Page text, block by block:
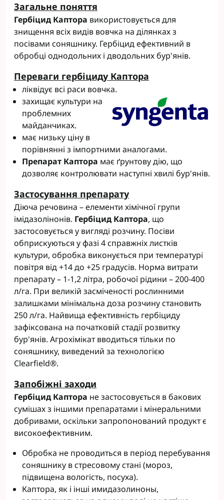
Загальне поняття
Гербіцид Каптора використовується для
знищення всіх видів вовчка на ділянках з
посівами соняшнику. Гербіцид ефективний в
обробці однодольних і дводольних бур'янів.
Переваги гербіциду Каптора
ліквідує всі раси вовчка.
захищає культури на
проблемних
майданчиках.
має низьку ціну в
порівнянні з імпортними аналогами.
Препарат Каптора має ґрунтову дію, що
дозволяє контролювати наступні хвилі бур'янів.
Застосування препарату
Діюча речовина – елементи хімічної групи
імідазолінонів. Гербіцид Каптора, що
застосовується у вигляді розчину. Посіви
обприскуються у фазі 4 справжніх листків
культури, обробка виконується при температурі
повітря від +14 до +25 градусів. Норма витрати
препарату – 1-1,2 літра, робочої рідини – 200-400
л/га. При великій засміченості рослинними
залишками мінімальна доза розчину становить
250 л/га. Найвища ефективність гербіциду
зафіксована на початковій стадії розвитку
бур'янів. Агрохімікат вводиться тільки по
соняшнику, виведений за технологією
Clearfield®.
Запобіжні заходи
Гербіцид Каптора не застосовується в бакових
сумішах з іншими препаратами і мінеральними
добривами, оскільки запропонований продукт є
високоефективним.
Обробка не проводиться в період перебування
соняшнику в стресовому стані (мороз,
підвищена вологість, посуха).
Каптора, як і інші имидазолиноны,